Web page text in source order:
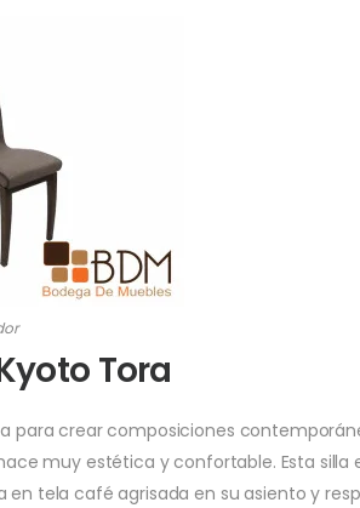
Tora
para crear composiciones
muy estética y confortable. Esta silla
tela café agrisada en su asiento y